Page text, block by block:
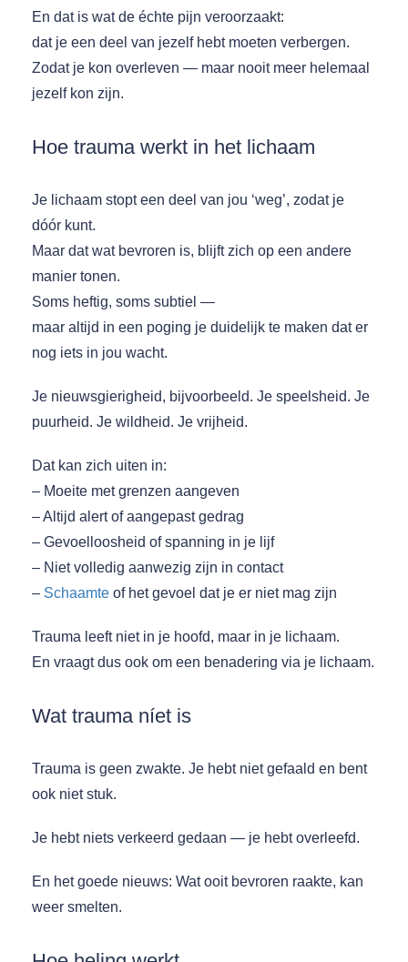
En dat is wat de échte pijn veroorzaakt:
dat je een deel van jezelf hebt moeten verbergen.
Zodat je kon overleven — maar nooit meer helemaal
jezelf kon zijn.
Hoe trauma werkt in het lichaam
Je lichaam stopt een deel van jou ‘weg’, zodat je
dóór kunt.
Maar dat wat bevroren is, blijft zich op een andere
manier tonen.
Soms heftig, soms subtiel —
maar altijd in een poging je duidelijk te maken dat er
nog iets in jou wacht.
Je nieuwsgierigheid, bijvoorbeeld. Je speelsheid. Je
puurheid. Je wildheid. Je vrijheid.
Dat kan zich uiten in:
– Moeite met grenzen aangeven
– Altijd alert of aangepast gedrag
– Gevoelloosheid of spanning in je lijf
– Niet volledig aanwezig zijn in contact
– Schaamte of het gevoel dat je er niet mag zijn
Trauma leeft niet in je hoofd, maar in je lichaam.
En vraagt dus ook om een benadering via je lichaam.
Wat trauma níet is
Trauma is geen zwakte. Je hebt niet gefaald en bent
ook niet stuk.
Je hebt niets verkeerd gedaan — je hebt overleefd.
En het goede nieuws: Wat ooit bevroren raakte, kan
weer smelten.